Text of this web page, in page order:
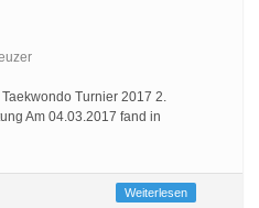
Turnier 2017 2.
Am 04.03.2017 fand in
Weiterlesen